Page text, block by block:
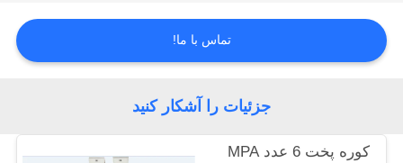
درخواست
نقل قول
سایت
تماس با ما!
جزئیات را آشکار کنید
کوره پخت 6 عدد MPA